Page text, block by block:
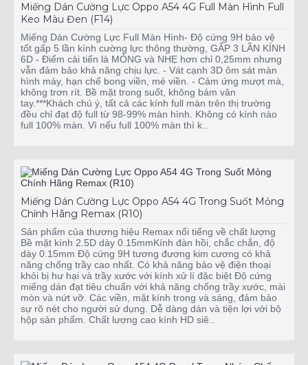
Miếng Dán Cường Lực Oppo A54 4G Full Màn Hình Full
Keo Màu Đen (F14)
Miếng Dán Cường Lực Full Màn Hình- Độ cứng 9H bảo vệ
tốt gấp 5 lần kính cường lực thông thường, GẤP 3 LẦN KÍNH
6D - Điểm cải tiến là MỎNG và NHẸ hơn chỉ 0,25mm nhưng
vẫn đảm bảo khả năng chịu lực. - Vát cạnh 3D ôm sát màn
hình máy, hạn chế bong viền, mẻ viền. - Cảm ứng mượt mà,
không trơn rít. Bề mặt trong suốt, không bám vân
tay.***Khách chú ý, tất cả các kính full màn trên thị trường
đều chỉ đạt độ full từ 98-99% màn hình. Không có kính nào
full 100% màn. Vì nếu full 100% màn thì k..
Miếng Dán Cường Lực Oppo A54 4G Trong Suốt Mỏng
Chính Hãng Remax (R10)
Sản phẩm của thương hiệu Remax nổi tiếng về chất lượng
Bề mặt kính 2.5D dày 0.15mmKính đàn hồi, chắc chắn, độ
dày 0.15mm Độ cứng 9H tương đương kim cương có khả
năng chống trầy cao nhất. Có khả năng bảo vệ điện thoại
khỏi bị hư hại và trầy xước với kính xử lí đặc biệt Độ cứng
miếng dán đạt tiêu chuẩn với khả năng chống trầy xước, mài
mòn và nứt vỡ. Các viền, mặt kính trong và sáng, đảm bảo
sự rõ nét cho người sử dụng. Dễ dàng dán và tiện lợi với bộ
hộp sản phẩm. Chất lượng cao kính HD siê..